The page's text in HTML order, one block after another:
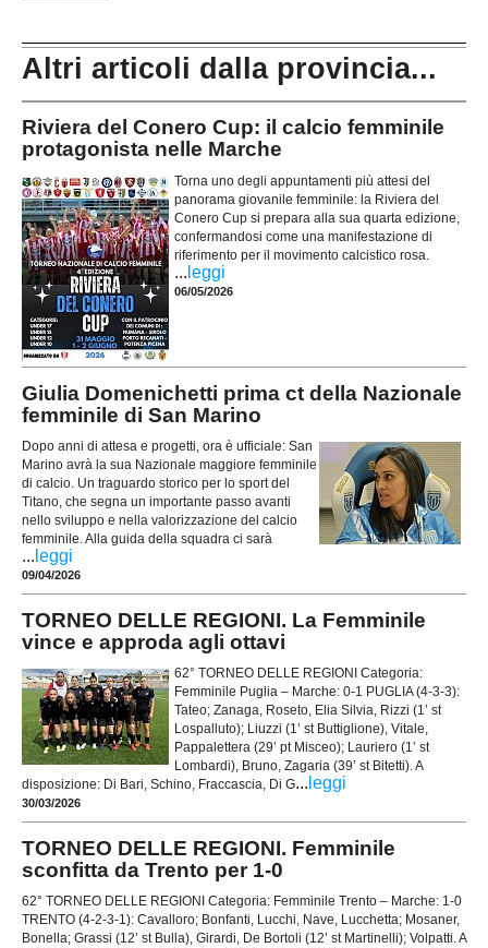
Altri articoli dalla provincia...
Riviera del Conero Cup: il calcio femminile
protagonista nelle Marche
Torna uno degli appuntamenti più attesi del
panorama giovanile femminile: la Riviera del
Conero Cup si prepara alla sua quarta edizione,
confermandosi come una manifestazione di
riferimento per il movimento calcistico rosa.
... leggi
06/05/2026
Giulia Domenichetti prima ct della Nazionale
femminile di San Marino
Dopo anni di attesa e progetti, ora è ufficiale: San
Marino avrà la sua Nazionale maggiore femminile
di calcio. Un traguardo storico per lo sport del
Titano, che segna un importante passo avanti
nello sviluppo e nella valorizzazione del calcio
femminile. Alla guida della squadra ci sarà
... leggi
09/04/2026
TORNEO DELLE REGIONI. La Femminile
vince e approda agli ottavi
62° TORNEO DELLE REGIONI Categoria:
Femminile Puglia – Marche: 0-1 PUGLIA (4-3-3):
Tateo; Zanaga, Roseto, Elia Silvia, Rizzi (1’ st
Lospalluto); Liuzzi (1’ st Buttiglione), Vitale,
Pappalettera (29’ pt Misceo); Lauriero (1’ st
Lombardi), Bruno, Zagaria (39’ st Bitetti). A
disposizione: Di Bari, Schino, Fraccascia, Di G... leggi
30/03/2026
TORNEO DELLE REGIONI. Femminile
sconfitta da Trento per 1-0
62° TORNEO DELLE REGIONI Categoria: Femminile Trento – Marche: 1-0
TRENTO (4-2-3-1): Cavalloro; Bonfanti, Lucchi, Nave, Lucchetta; Mosaner,
Bonella; Grassi (12’ st Bulla), Girardi, De Bortoli (12’ st Martinelli); Volpatti. A